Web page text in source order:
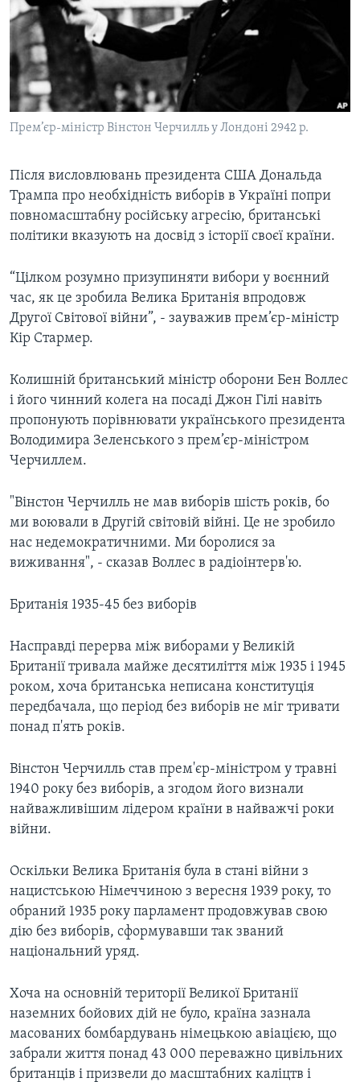
СУСПІЛЬСТВО
ЕКОНОМІКА
ІСТОРІЇ УСПІХУ УКРАЇНЦІВ
ТЕЛЕПРОГРАМИ
ЧАС-TIME
БРИФІНГ ГОЛОСУ АМЕРИКИ
ПРАЙМ-ТАЙМ
ПОГЛЯД З ВАШИНГТОНА
ENGLISH
Learning English
Мови
Прем’єр-міністр Вінстон Черчилль у Лондоні 2942 р.
Після висловлювань президента США Дональда
Трампа про необхідність виборів в Україні попри
повномасштабну російську агресію, британські
політики вказують на досвід з історії своєї країни.
“Цілком розумно призупиняти вибори у воєнний
час, як це зробила Велика Британія впродовж
Другої Світової війни”, - зауважив прем’єр-міністр
Кір Стармер.
Колишній британський міністр оборони Бен Воллес
і його чинний колега на посаді Джон Гілі навіть
пропонують порівнювати українського президента
Володимира Зеленського з прем’єр-міністром
Черчиллем.
"Вінстон Черчилль не мав виборів шість років, бо
ми воювали в Другій світовій війні. Це не зробило
нас недемократичними. Ми боролися за
виживання", - сказав Воллес в радіоінтерв'ю.
Британія 1935-45 без виборів
Насправді перерва між виборами у Великій
Британії тривала майже десятиліття між 1935 і 1945
роком, хоча британська неписана конституція
передбачала, що період без виборів не міг тривати
понад п'ять років.
Вінстон Черчилль став прем'єр-міністром у травні
1940 року без виборів, а згодом його визнали
найважливішим лідером країни в найважчі роки
війни.
Оскільки Велика Британія була в стані війни з
нацистською Німеччиною з вересня 1939 року, то
обраний 1935 року парламент продовжував свою
дію без виборів, сформувавши так званий
національний уряд.
Хоча на основній території Великої Британії
наземних бойових дій не було, країна зазнала
масованих бомбардувань німецькою авіацією, що
забрали життя понад 43 000 переважно цивільних
британців і призвели до масштабних каліцтв і